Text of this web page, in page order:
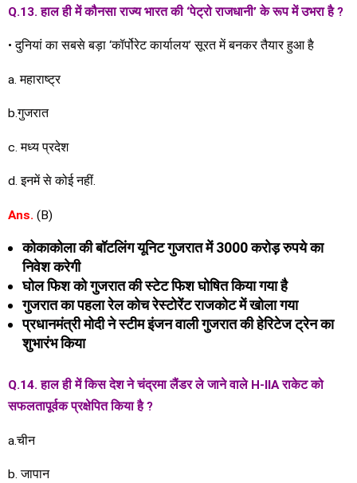
Q.13. हाल ही में कौनसा राज्य भारत की ‘पेट्रो राजधानी’ के रूप में उभरा है ?
• दुनियां का सबसे बड़ा ‘कॉर्पोरेट कार्यालय’ सूरत में बनकर तैयार हुआ है
a. महाराष्ट्र
b.गुजरात
c. मध्य प्रदेश
d. इनमें से कोई नहीं.
Ans. (B)
कोकाकोला की बॉटलिंग यूनिट गुजरात में 3000 करोड़ रुपये का
निवेश करेगी
घोल फिश को गुजरात की स्टेट फिश घोषित किया गया है
गुजरात का पहला रेल कोच रेस्टोरेंट राजकोट में खोला गया
प्रधानमंत्री मोदी ने स्टीम इंजन वाली गुजरात की हेरिटेज ट्रेन का
शुभारंभ किया
Q.14. हाल ही में किस देश ने चंद्रमा लैंडर ले जाने वाले H-IIA राकेट को
सफलतापूर्वक प्रक्षेपित किया है ?
a.चीन
b. जापान